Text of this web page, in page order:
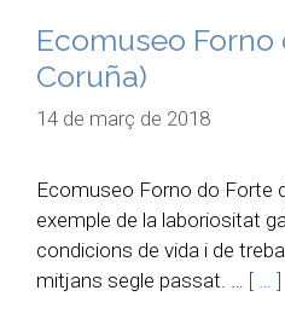
Ecomuseo Forno
Coruña)
14 de març de 2018
Ecomuseo Forno do Forte
exemple de la laboriositat
condicions de vida i de
mitjans segle passat. … [ … ]